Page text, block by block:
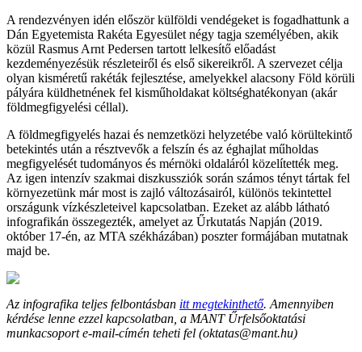
A rendezvényen idén először külföldi vendégeket is fogadhattunk a
Dán Egyetemista Rakéta Egyesület négy tagja személyében, akik
közül Rasmus Arnt Pedersen tartott lelkesítő előadást
kezdeményezésük részleteiről és első sikereikről. A szervezet célja
olyan kisméretű rakéták fejlesztése, amelyekkel alacsony Föld körüli
pályára küldhetnének fel kisműholdakat költséghatékonyan (akár
földmegfigyelési céllal).
A földmegfigyelés hazai és nemzetközi helyzetébe való körültekintő
betekintés után a résztvevők a felszín és az éghajlat műholdas
megfigyelését tudományos és mérnöki oldaláról közelítették meg.
Az igen intenzív szakmai diszkussziók során számos tényt tártak fel
környezetünk már most is zajló változásairól, különös tekintettel
országunk vízkészleteivel kapcsolatban. Ezeket az alább látható
infografikán összegezték, amelyet az Űrkutatás Napján (2019.
október 17-én, az MTA székházában) poszter formájában mutatnak
majd be.
Az infografika teljes felbontásban itt megtekinthető. Amennyiben
kérdése lenne ezzel kapcsolatban, a MANT Űrfelsőoktatási
munkacsoport e-mail-címén teheti fel (oktatas@mant.hu)